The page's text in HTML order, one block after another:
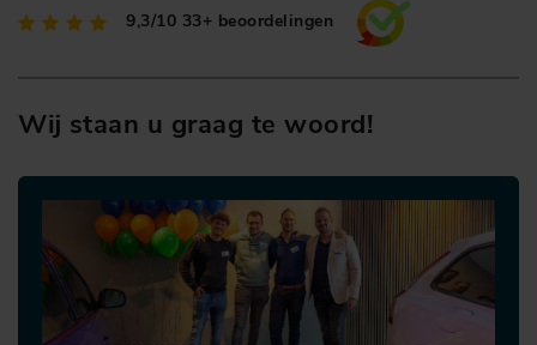
9,3/10 33+ beoordelingen
Wij staan u graag te woord!